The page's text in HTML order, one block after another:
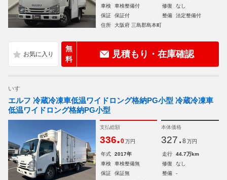
車検
車検整備付 修復
なし
保証
保証付 整備
法定整備付
住所
大阪府 三島郡島本町
無
料
見積もり・在庫確認
いすゞ
エルフ 冷蔵冷凍車低温ワイドロング格納PG小型 冷蔵冷凍車
低温ワイドロング格納PG小型
支払総額
336.0 万円
本体価格
327. 8 万円
年式 2017年 走行
44.7万km
車検
車検整備無 修復
なし
保証
保証無 整備
-